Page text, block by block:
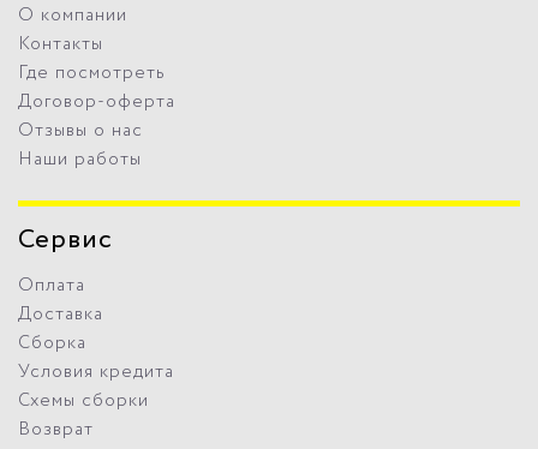
О компании
Контакты
Где посмотреть
Договор-оферта
Отзывы о нас
Наши работы
Сервис
Оплата
Доставка
Сборка
Условия кредита
Схемы сборки
Возврат